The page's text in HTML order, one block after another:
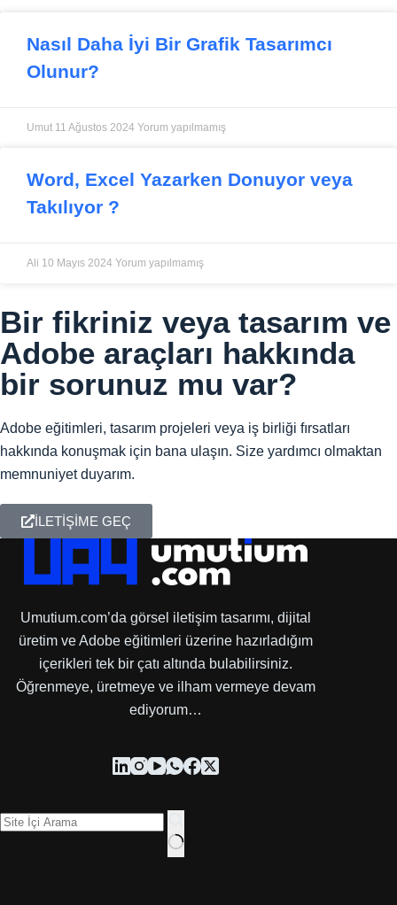
Nasıl Daha İyi Bir Grafik Tasarımcı
Olunur?
Umut 11 Ağustos 2024 Yorum yapılmamış
Word, Excel Yazarken Donuyor veya
Takılıyor ?
Ali 10 Mayıs 2024 Yorum yapılmamış
Bir fikriniz veya tasarım ve
Adobe araçları hakkında
bir sorunuz mu var?
Adobe eğitimleri, tasarım projeleri veya iş birliği fırsatları
hakkında konuşmak için bana ulaşın. Size yardımcı olmaktan
memnuniyet duyarım.
İLETİŞİME GEÇ
Umutium.com’da görsel iletişim tasarımı, dijital
üretim ve Adobe eğitimleri üzerine hazırladığım
içerikleri tek bir çatı altında bulabilirsiniz.
Öğrenmeye, üretmeye ve ilham vermeye devam
ediyorum…